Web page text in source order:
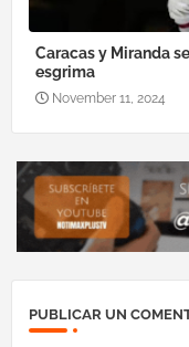
Caracas y Miranda
esgrima
November 11, 2024
PUBLICAR UN